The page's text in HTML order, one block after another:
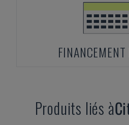
Produits liés à